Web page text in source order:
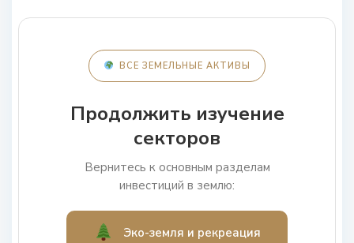
ВСЕ ЗЕМЕЛЬНЫЕ АКТИВЫ
Продолжить изучение
секторов
Вернитесь к основным разделам
инвестиций в землю:
Эко-земля и рекреация